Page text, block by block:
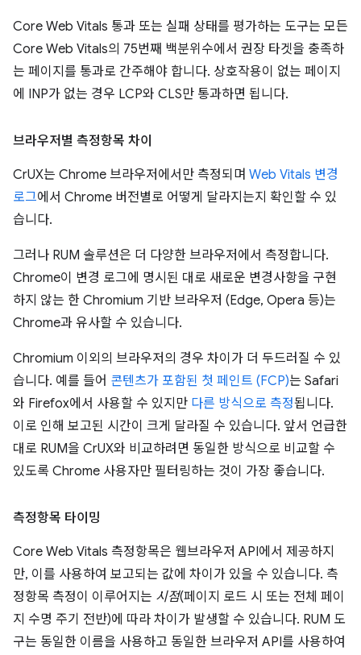
Core Web Vitals 통과 또는 실패 상태를 평가하는 도구는 모든
Core Web Vitals의 75번째 백분위수에서 권장 타겟을 충족하
는 페이지를 통과로 간주해야 합니다. 상호작용이 없는 페이지
에 INP가 없는 경우 LCP와 CLS만 통과하면 됩니다.
브라우저별 측정항목 차이
CrUX는 Chrome 브라우저에서만 측정되며 Web Vitals 변경
로그에서 Chrome 버전별로 어떻게 달라지는지 확인할 수 있
습니다.
그러나 RUM 솔루션은 더 다양한 브라우저에서 측정합니다.
Chrome이 변경 로그에 명시된 대로 새로운 변경사항을 구현
하지 않는 한 Chromium 기반 브라우저 (Edge, Opera 등)는
Chrome과 유사할 수 있습니다.
Chromium 이외의 브라우저의 경우 차이가 더 두드러질 수 있
습니다. 예를 들어 콘텐츠가 포함된 첫 페인트 (FCP)는 Safari
와 Firefox에서 사용할 수 있지만 다른 방식으로 측정됩니다.
이로 인해 보고된 시간이 크게 달라질 수 있습니다. 앞서 언급한
대로 RUM을 CrUX와 비교하려면 동일한 방식으로 비교할 수
있도록 Chrome 사용자만 필터링하는 것이 가장 좋습니다.
측정항목 타이밍
Core Web Vitals 측정항목은 웹브라우저 API에서 제공하지
만, 이를 사용하여 보고되는 값에 차이가 있을 수 있습니다. 측
정항목 측정이 이루어지는 시점(페이지 로드 시 또는 전체 페이
지 수명 주기 전반)에 따라 차이가 발생할 수 있습니다. RUM 도
구는 동일한 이름을 사용하고 동일한 브라우저 API를 사용하여